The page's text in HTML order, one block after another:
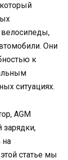
велосипеды,
Они
к
ситуациях.
AGM
зарядки,
на
статье мы